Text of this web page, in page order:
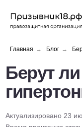
Главная → Блог →
Берут
Актуализировано 23